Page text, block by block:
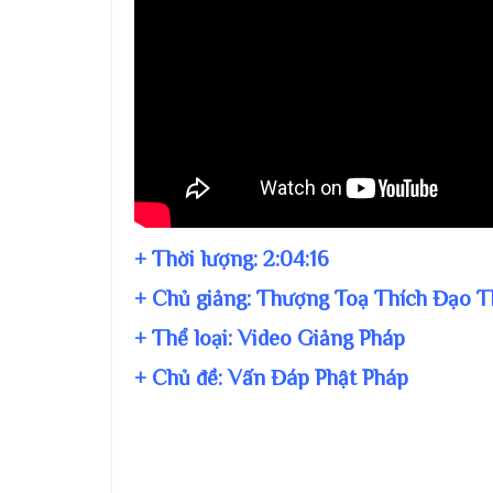
+ Thời lượng: 2:04:16
+ Chủ giảng: Thượng Toạ Thích Đạo
+ Thể loại: Video Giảng Pháp
+ Chủ đề:Vấn Đáp Phật Pháp